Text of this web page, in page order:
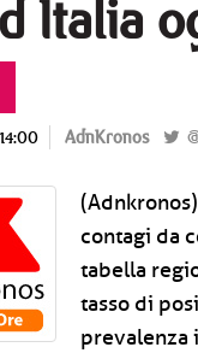
Italia
AdnKronos
contagi da
tabella
tasso di
prevalenza